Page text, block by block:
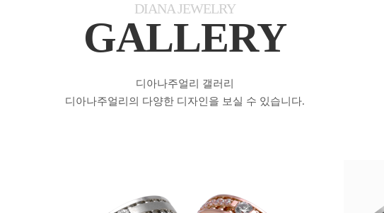
DIANA JEWELRY
GALLERY
디아나주얼리 갤러리
디아나주얼리의 다양한 디자인을 보실 수 있습니다.